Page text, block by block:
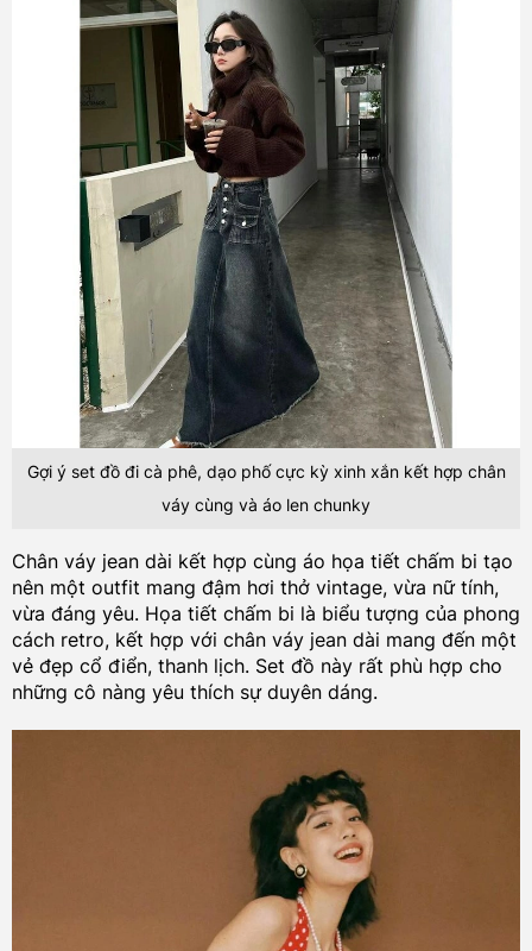
Gợi ý set đồ đi cà phê, dạo phố cực kỳ xinh xắn kết hợp chân
váy cùng và áo len chunky
Chân váy jean dài kết hợp cùng áo họa tiết chấm bi tạo
nên một outfit mang đậm hơi thở vintage, vừa nữ tính,
vừa đáng yêu. Họa tiết chấm bi là biểu tượng của phong
cách retro, kết hợp với chân váy jean dài mang đến một
vẻ đẹp cổ điển, thanh lịch. Set đồ này rất phù hợp cho
những cô nàng yêu thích sự duyên dáng.